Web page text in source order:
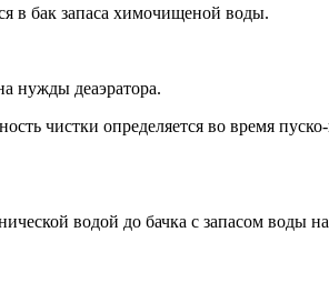
в бак запаса химочищеной воды.
нужды деаэратора.
чистки определяется во время
водой до бачка с запасом воды